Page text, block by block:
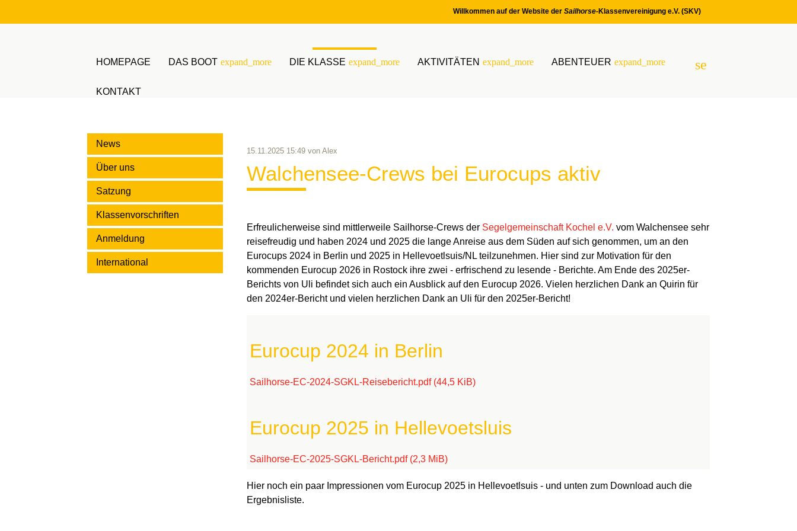
Willkommen auf der Website der Sailhorse-Klassenvereinigung e.V. (SKV)
HOMEPAGE DAS BOOT expand_more DIE KLASSE expand_more AKTIVITÄTEN expand_more ABENTEUER expand_more
KONTAKT
search
Suchbegriffe
15.11.2025 15:49von Alex
Walchensee-Crews bei Eurocups aktiv
Erfreulicherweise sind mittlerweile Sailhorse-Crews der Segelgemeinschaft Kochel e.V. vom Walchensee sehr
reisefreudig und haben 2024 und 2025 die lange Anreise aus dem Süden auf sich genommen, um an den
Eurocups 2024 in Berlin und 2025 in Hellevoetlsuis/NL teilzunehmen. Hier sind zur Motivation für den
kommenden Eurocup 2026 in Rostock ihre zwei - erfrischend zu lesende - Berichte. Am Ende des 2025er-
Berichts von Uli befindet sich auch ein Ausblick auf den Eurocup 2026. Vielen herzlichen Dank an Quirin für
den 2024er-Bericht und vielen herzlichen Dank an Uli für den 2025er-Bericht!
Eurocup 2024 in Berlin
Sailhorse-EC-2024-SGKL-Reisebericht.pdf (44,5 KiB)
Eurocup 2025 in Hellevoetsluis
Sailhorse-EC-2025-SGKL-Bericht.pdf (2,3 MiB)
Hier noch ein paar Impressionen vom Eurocup 2025 in Hellevoetlsuis - und unten zum Download auch die
Ergebnisliste.
News
Über uns
Satzung
Klassenvorschriften
Anmeldung
International